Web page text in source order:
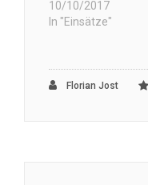
10/10/2017
In "Einsätze"
Florian Jost